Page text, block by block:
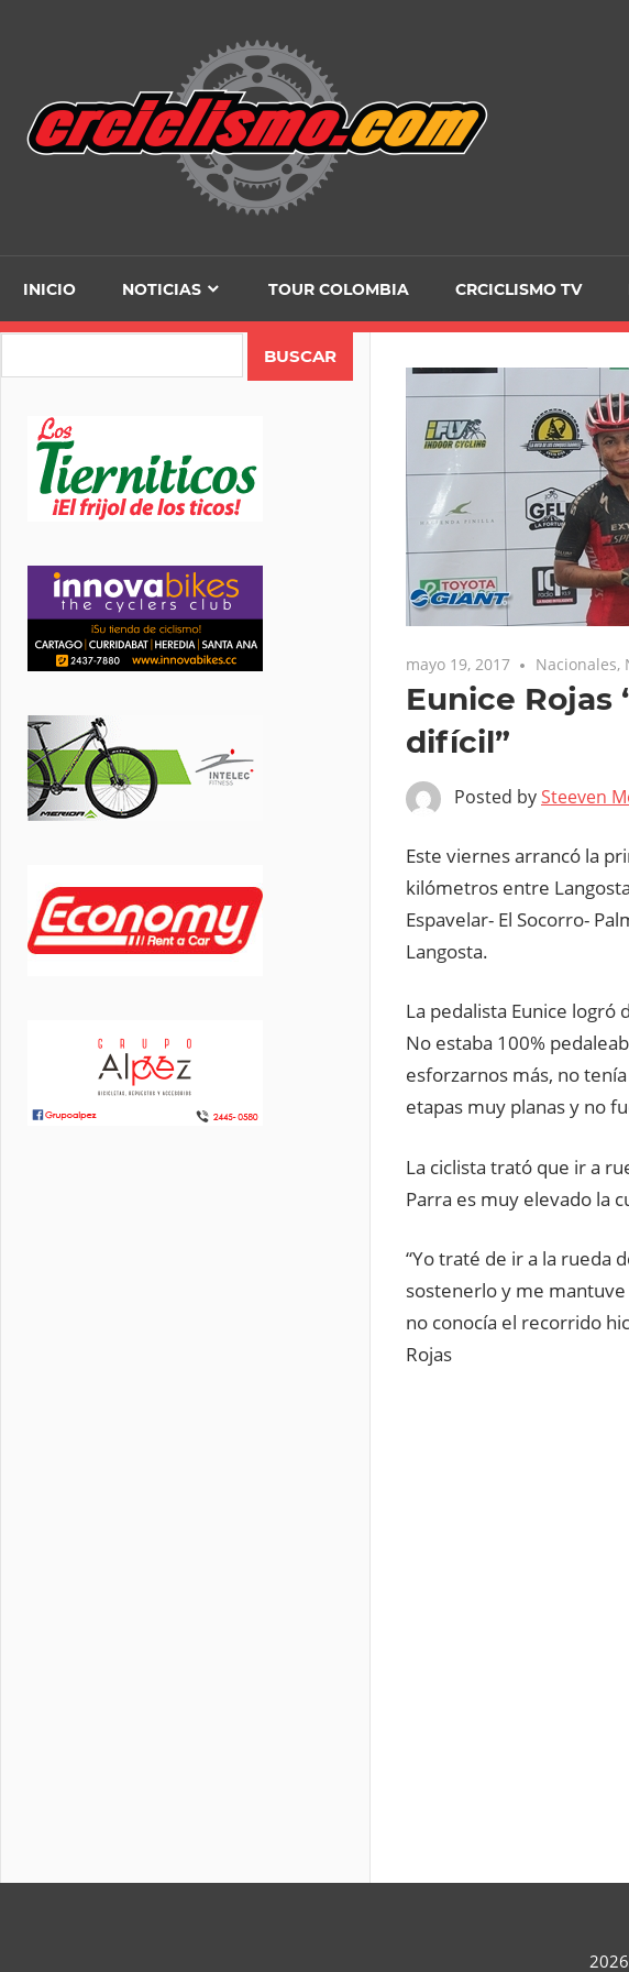
INICIO NOTICIAS TOUR COLOMBIA CRCICLISMO TV
mayo 19, 2017 Nacionales,
Eunice
difícil”
Posted bySteeven
Este viernes arrancó la
kilómetros entre
Espavelar- El Socorro-
Langosta.
La pedalista Eunice logró
No estaba 100%
esforzarnos más, no
etapas muy planas y no
La ciclista trató que ir a
Parra es muy elevado la
“Yo traté de ir a la rueda
sostenerlo y me
no conocía el recorrido
Rojas
2026